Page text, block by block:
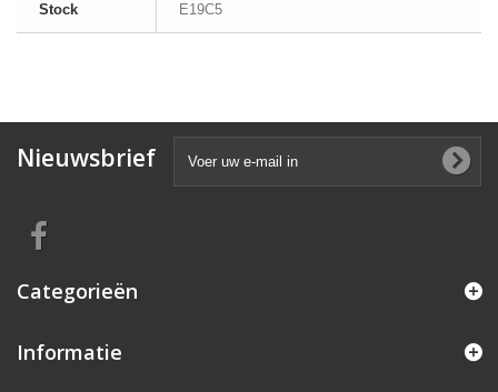
Stock E19C5
Nieuwsbrief
Categorieën
Informatie